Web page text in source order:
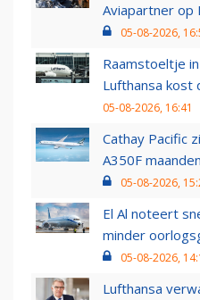
Aviapartner op
05-08-2026,
Raamstoeltje
Lufthansa kost
05-08-2026, 16:41
Cathay Pacific
A350F
05-08-2026,
El Al noteert
minder
05-08-2026,
Lufthansa